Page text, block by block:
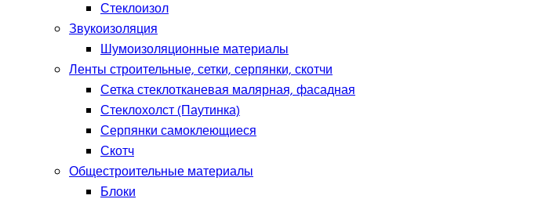
Стеклоизол
Звукоизоляция
Шумоизоляционные материалы
Ленты строительные, сетки, серпянки, скотчи
Сетка стеклотканевая малярная, фасадная
Стеклохолст (Паутинка)
Серпянки самоклеющиеся
Скотч
Общестроительные материалы
Блоки